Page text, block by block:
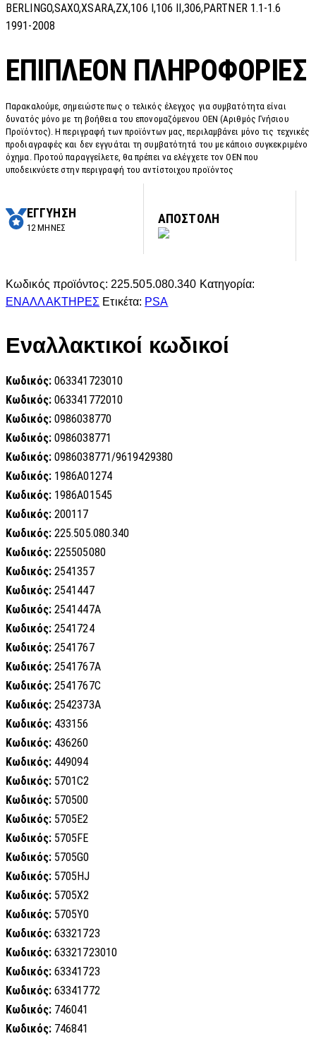
BERLINGO,SAXO,XSARA,ZX,106 I,106 II,306,PARTNER 1.1-1.6
1991-2008
ΕΠΙΠΛΈΟΝ ΠΛΗΡΟΦΟΡΊΕΣ
Παρακαλούμε, σημειώστε πως ο τελικός έλεγχος για συμβατότητα είναι
δυνατός μόνο με τη βοήθεια του επονομαζόμενου OEN (Αριθμός Γνήσιου
Προϊόντος). Η περιγραφή των προϊόντων μας, περιλαμβάνει μόνο τις τεχνικές
προδιαγραφές και δεν εγγυάται τη συμβατότητά του με κάποιο συγκεκριμένο
όχημα. Προτού παραγγείλετε, θα πρέπει να ελέγχετε τον OEN που
υποδεικνύετε στην περιγραφή του αντίστοιχου προϊόντος
ΕΓΓΥΗΣΗ
12 ΜΗΝΕΣ
ΑΠΟΣΤΟΛΗ
Κωδικός προϊόντος: 225.505.080.340 Κατηγορία:
ΕΝΑΛΛΑΚΤΗΡΕΣ Ετικέτα: PSA
Εναλλακτικοί κωδικοί
Κωδικός: 063341723010
Κωδικός: 063341772010
Κωδικός: 0986038770
Κωδικός: 0986038771
Κωδικός: 0986038771/9619429380
Κωδικός: 1986A01274
Κωδικός: 1986A01545
Κωδικός: 200117
Κωδικός: 225.505.080.340
Κωδικός: 225505080
Κωδικός: 2541357
Κωδικός: 2541447
Κωδικός: 2541447A
Κωδικός: 2541724
Κωδικός: 2541767
Κωδικός: 2541767A
Κωδικός: 2541767C
Κωδικός: 2542373A
Κωδικός: 433156
Κωδικός: 436260
Κωδικός: 449094
Κωδικός: 5701C2
Κωδικός: 570500
Κωδικός: 5705E2
Κωδικός: 5705FE
Κωδικός: 5705G0
Κωδικός: 5705HJ
Κωδικός: 5705X2
Κωδικός: 5705Y0
Κωδικός: 63321723
Κωδικός: 63321723010
Κωδικός: 63341723
Κωδικός: 63341772
Κωδικός: 746041
Κωδικός: 746841